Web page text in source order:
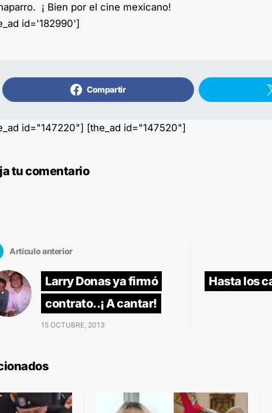
¡ Bien por el cine mexicano!
id='182990']
Compartir
id="147220"] [the_ad id="147520"]
tu comentario
Artículo anterior
Larry Donas ya firmó
contrato..¡ A cantar!
15 OCTUBRE, 2013
Hasta los